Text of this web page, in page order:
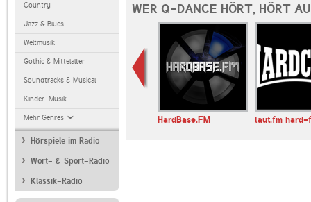
Country
Jazz & Blues
Weltmusik
Gothic & Mittelalter
Soundtracks & Musical
Kinder-Musik
Mehr Genres
Hörspiele im Radio
Wort- & Sport-Radio
Klassik-Radio
WER Q-DANCE HÖRT, HÖRT
I Love Music
TOMORROWLAND
HardBase.FM laut.fm hard-